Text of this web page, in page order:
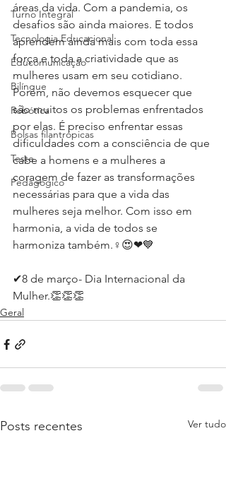
Turno Integral
Tecnologia Educacional
Educomunicação
Bilíngue
Robótica
Bolsas filantrópicas
Teste
Pedagógico
áreas da vida. Com a pandemia, os
desafios são ainda maiores. E todos
aprendem ainda mais com toda essa
força e toda a criatividade que as
mulheres usam em seu cotidiano.
Porém, não devemos esquecer que
são muitos os problemas enfrentados
por elas. É preciso enfrentar essas
dificuldades com a consciência de que
cabe a homens e a mulheres a
coragem de fazer as transformações
necessárias para que a vida das
mulheres seja melhor. Com isso em
harmonia, a vida de todos se
harmoniza também.♀️😍❤💙
✔8 de março- Dia Internacional da
Mulher.👏👏👏
Geral
Posts recentes Ver tudo